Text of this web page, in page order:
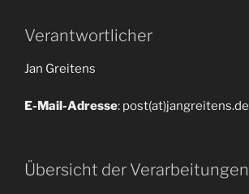
Verantwortlicher
Jan Greitens
E-Mail-Adresse: post(at)jangreitens.de
Übersicht der Verarbeitungen